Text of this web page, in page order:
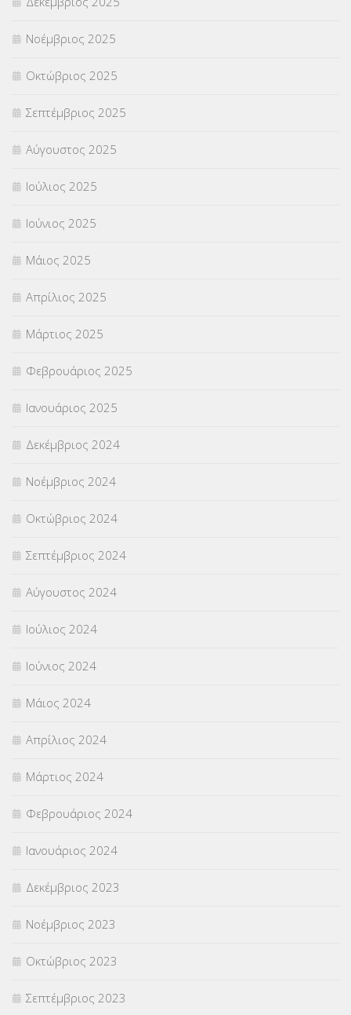
Νοέμβριος 2025
Οκτώβριος 2025
Σεπτέμβριος 2025
Αύγουστος 2025
Ιούλιος 2025
Ιούνιος 2025
Μάιος 2025
Απρίλιος 2025
Μάρτιος 2025
Φεβρουάριος 2025
Ιανουάριος 2025
Δεκέμβριος 2024
Νοέμβριος 2024
Οκτώβριος 2024
Σεπτέμβριος 2024
Αύγουστος 2024
Ιούλιος 2024
Ιούνιος 2024
Μάιος 2024
Απρίλιος 2024
Μάρτιος 2024
Φεβρουάριος 2024
Ιανουάριος 2024
Δεκέμβριος 2023
Νοέμβριος 2023
Οκτώβριος 2023
Σεπτέμβριος 2023